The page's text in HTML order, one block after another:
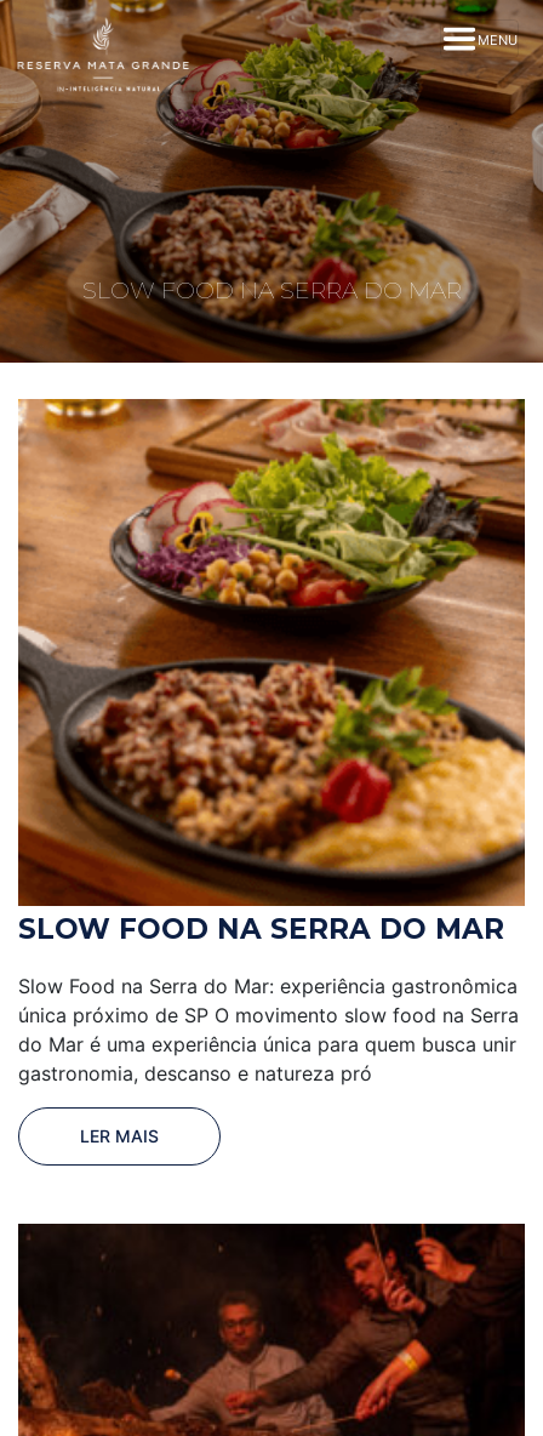
MENU
SLOW FOOD NA SERRA DO MAR
SLOW FOOD NA SERRA DO MAR
Slow Food na Serra do Mar: experiência gastronômica
única próximo de SP O movimento slow food na Serra
do Mar é uma experiência única para quem busca unir
gastronomia, descanso e natureza pró
LER MAIS